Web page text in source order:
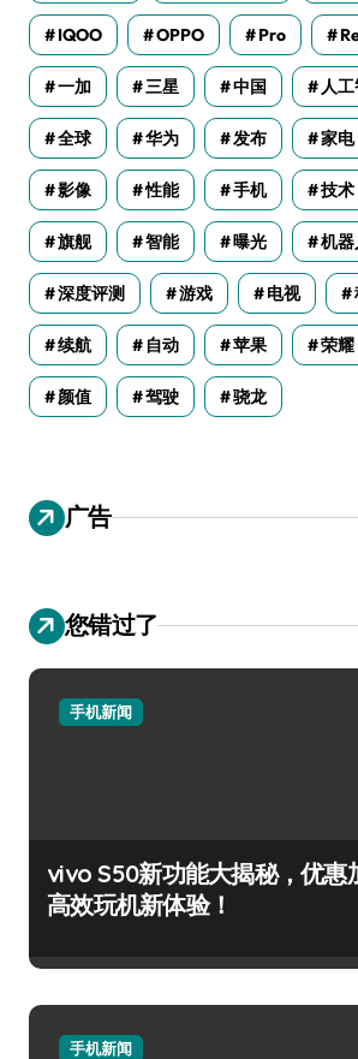
IQOO OPPO Pro
一加 三星 中国 人
全球 华为 发布 家电
影像 性能 手机 技术
旗舰 智能 曝光 机器
深度评测 游戏 电视
续航 自动 苹果 荣耀
颜值 驾驶 骁龙
广告
您错过了
手机新闻
vivo S50新功能大揭秘，优惠
高效玩机新体验！
手机新闻